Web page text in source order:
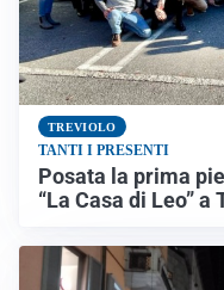
TREVIOLO
TANTI I PRESENTI
Posata la prima
“La Casa di Leo” a